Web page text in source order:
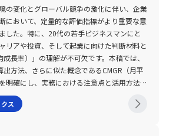
資市場に挑む際には、まず基本的な概念と計
て市場全体の流動性や個別銘柄の特性といっ
必要です。 まとめ 本記事では、
欠かせない「ボラティリティ」の概念につい
な視点から解説しました。ボラティリティと
価格変動の大きさを示す指標であり、ヒスト
とインプライドボラティリティという二つの
ること、またその数値が高ければリスクが高
リターンが期待できるという基本的な考え方
金管理が求められる。 ・市場の流動性低下
引が成立しにくくなるため、取引コストやス
意すべきである。 ・ボラティリティが極端
売買ツールやストップロスなどのリスク管理
とが重要である。 これらの注意点を理解し
ィを上手に活用するための投資戦略を構築す
る。 また、テクノロジーの進
ではAIや機械学習を活用したボラティリテ
ており、リアルタイムでの相場分析が一層高
が不可欠です。第三に、サポート体制および
レベルも導入の際に注意すべきポイントで
労働法改正や働き方改革など、外部環境の変
要があるため、契約前にベンダーのサポート
分に確認し、トラブル発生時にも的確に対応
るかどうかを評価することが求められます。
との連携も見逃せません。企業によっては、
ムや給与計算システムとのデータ交換が必要
携性が確保されているかどうか、一度運用事
定、業務効率化のための設備投資の判断な
利用が可能です。さらに、定量的評価のプロ
・直感的な判断に偏るリスクを低減し、科学
思決定をサポートすることが大きなメリット
ンツリーの作成プロセスと具体的手順 デシ
ロセスは、基本的に4つの段階に分かれま
すべきテーマと最終的なゴールを明確化する
段階では、業務効率化やコスト削減、リスク
して、どのような評価基準を用いるかを事前
さまざまな統計資料において、データを視覚
偏りを理解するためのツールとして用いつつ
を挙げると、アジア31カ国の男女平均寿命
寿命値を階級ごとに区切り、どの階級に属す
各階級の相対的な割合がどの程度であるかを
す。この考え方は、ビジネスにおける市場分
商品需要の予測など、さまざまな分野で応用
タドリブンなアプローチを推進する上で重要
「階
の変化とグローバル競争の激化に伴い、企業
において、定量的な評価指標がより重要な意
した。特に、20代の若手ビジネスマンにと
リアや投資、そして起業に向けた判断材料と
成長率）」の理解が不可欠です。本稿では、
出方法、さらに似た概念であるCMGR（月平
明確にし、実務における注意点と活用方法に
から詳述するとともに、事例を交えながらそ
ます。 CAGRとは CAGRとは、
ス